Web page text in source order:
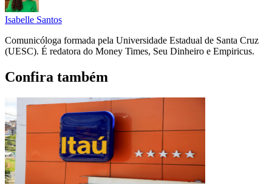
Isabelle Santos
Comunicóloga formada pela Universidade Estadual de Santa Cruz
(UESC). É redatora do Money Times, Seu Dinheiro e Empiricus.
Confira também